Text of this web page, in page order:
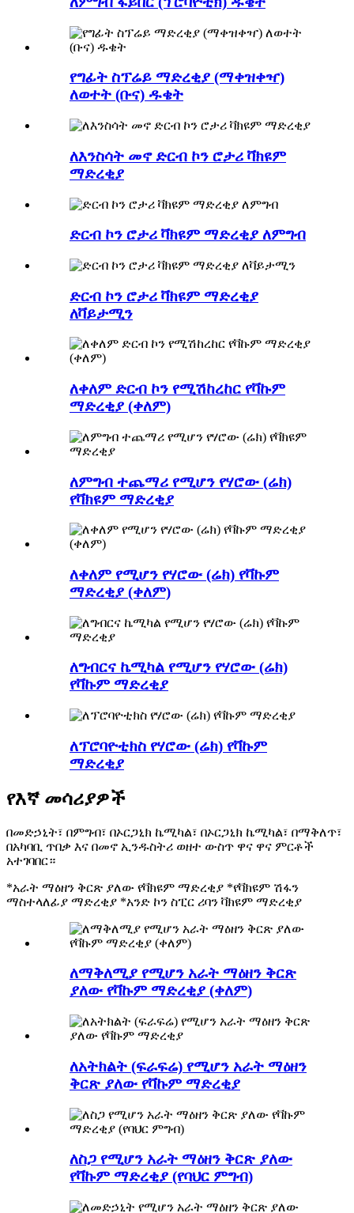
የግፊት ስፕሬይ ማድረቂያ (ማቀዝቀዣ)
ለወተት (ቡና) ዱቄት
ለእንስሳት መኖ ድርብ ኮን ሮታሪ ቫክዩም
ማድረቂያ
ድርብ ኮን ሮታሪ ቫክዩም ማድረቂያ ለምግብ
ድርብ ኮን ሮታሪ ቫክዩም ማድረቂያ
ለቫይታሚን
ለቀለም ድርብ ኮን የሚሽከረከር የቫኩም
ማድረቂያ (ቀለም)
ለምግብ ተጨማሪ የሚሆን የሃሮው (ሬክ)
የቫክዩም ማድረቂያ
ለቀለም የሚሆን የሃሮው (ሬክ) የቫኩም
ማድረቂያ (ቀለም)
ለግብርና ኬሚካል የሚሆን የሃሮው (ሬክ)
የቫኩም ማድረቂያ
ለፕሮባዮቲክስ የሃሮው (ሬክ) የቫኩም
ማድረቂያ
የእኛ መሳሪያዎች
በመድኃኒት፣ በምግብ፣ በኦርጋኒክ ኬሚካል፣ በኦርጋኒክ ኬሚካል፣ በማቅለጥ፣
በአካባቢ ጥበቃ እና በመኖ ኢንዱስትሪ ወዘተ ውስጥ ዋና ዋና ምርቶች
አተገባበር።
*አራት ማዕዘን ቅርጽ ያለው የቫክዩም ማድረቂያ *የቫክዩም ሽፋን
ማስተላለፊያ ማድረቂያ *አንድ ኮን ስፒር ሪባን ቫክዩም ማድረቂያ
ለማቅለሚያ የሚሆን አራት ማዕዘን ቅርጽ
ያለው የቫኩም ማድረቂያ (ቀለም)
ለአትክልት (ፍራፍሬ) የሚሆን አራት ማዕዘን
ቅርጽ ያለው የቫኩም ማድረቂያ
ለስጋ የሚሆን አራት ማዕዘን ቅርጽ ያለው
የቫኩም ማድረቂያ (የባህር ምግብ)